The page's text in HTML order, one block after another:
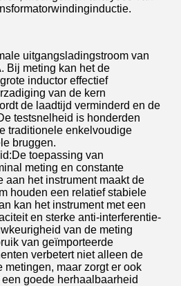
uitgangsladingstroom van
Bij meting kan het de
inductor effectief
van de kern
de laadtijd verminderd en de
testsnelheid is honderden
traditionele enkelvoudige
bruggen.
toepassing van
meting en constante
aan het instrument maakt de
houden een relatief stabiele
kan het instrument met een
en sterke anti-interferentie-
van de meting
van geïmporteerde
verbetert niet alleen de
maar zorgt er ook
goede herhaalbaarheid